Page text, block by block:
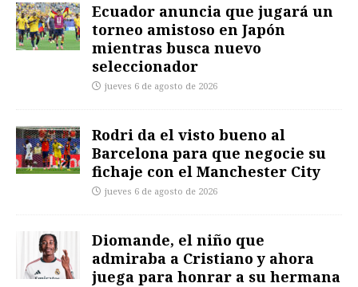
Ecuador anuncia que jugará un
torneo amistoso en Japón
mientras busca nuevo
seleccionador
jueves 6 de agosto de 2026
Rodri da el visto bueno al
Barcelona para que negocie su
fichaje con el Manchester City
jueves 6 de agosto de 2026
Diomande, el niño que
admiraba a Cristiano y ahora
juega para honrar a su hermana